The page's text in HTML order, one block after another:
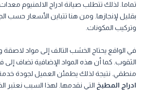
تماما. لذلك تتطلب صيانة ادراج الالمنيوم
بقليل لإنجازها. ومن هنا تتباين الأسعار حسب
وتركيب المكونات.
في الواقع يحتاج الخشب التالف إلى مواد
الثقوب. كما أن هذه المواد الإضافية تضاف إلى
منطقي. نتيجة لذلك يطمئن العميل لجودة
ادراج المطبخ التي نقدمها. لهذا السبب نعتبر